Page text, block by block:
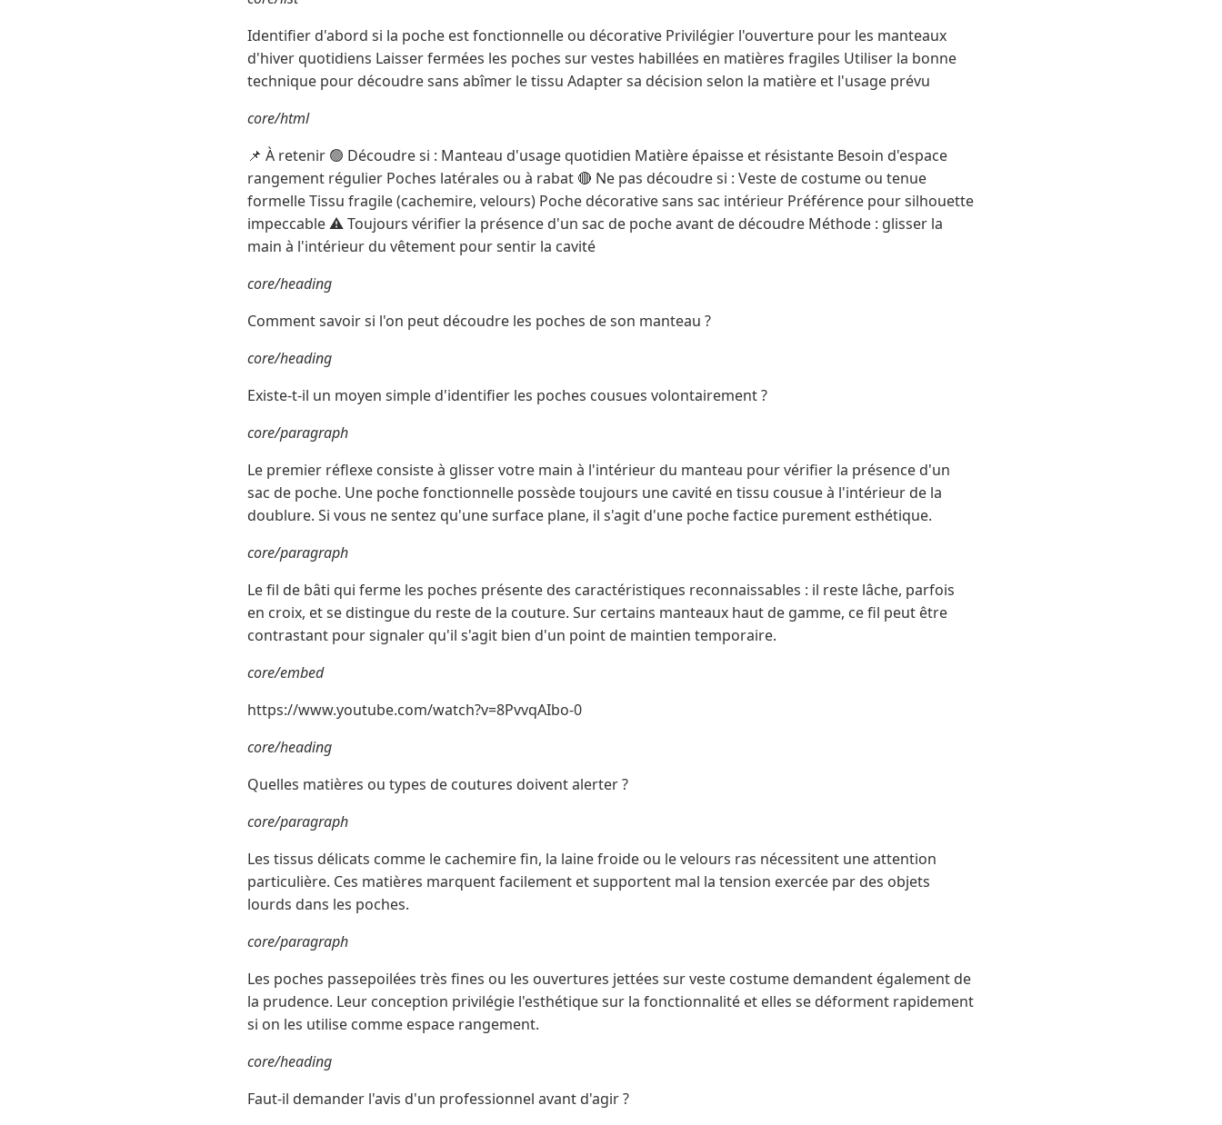
Identifier d'abord si la poche est fonctionnelle ou décorative Privilégier l'ouverture pour les manteaux
d'hiver quotidiens Laisser fermées les poches sur vestes habillées en matières fragiles Utiliser la bonne
technique pour découdre sans abîmer le tissu Adapter sa décision selon la matière et l'usage prévu
core/html
📌 À retenir 🟢 Découdre si : Manteau d'usage quotidien Matière épaisse et résistante Besoin d'espace
rangement régulier Poches latérales ou à rabat 🔴 Ne pas découdre si : Veste de costume ou tenue
formelle Tissu fragile (cachemire, velours) Poche décorative sans sac intérieur Préférence pour silhouette
impeccable ⚠️ Toujours vérifier la présence d'un sac de poche avant de découdre Méthode : glisser la
main à l'intérieur du vêtement pour sentir la cavité
core/heading
Comment savoir si l'on peut découdre les poches de son manteau ?
core/heading
Existe-t-il un moyen simple d'identifier les poches cousues volontairement ?
core/paragraph
Le premier réflexe consiste à glisser votre main à l'intérieur du manteau pour vérifier la présence d'un
sac de poche. Une poche fonctionnelle possède toujours une cavité en tissu cousue à l'intérieur de la
doublure. Si vous ne sentez qu'une surface plane, il s'agit d'une poche factice purement esthétique.
core/paragraph
Le fil de bâti qui ferme les poches présente des caractéristiques reconnaissables : il reste lâche, parfois
en croix, et se distingue du reste de la couture. Sur certains manteaux haut de gamme, ce fil peut être
contrastant pour signaler qu'il s'agit bien d'un point de maintien temporaire.
core/embed
https://www.youtube.com/watch?v=8PvvqAIbo-0
core/heading
Quelles matières ou types de coutures doivent alerter ?
core/paragraph
Les tissus délicats comme le cachemire fin, la laine froide ou le velours ras nécessitent une attention
particulière. Ces matières marquent facilement et supportent mal la tension exercée par des objets
lourds dans les poches.
core/paragraph
Les poches passepoilées très fines ou les ouvertures jettées sur veste costume demandent également de
la prudence. Leur conception privilégie l'esthétique sur la fonctionnalité et elles se déforment rapidement
si on les utilise comme espace rangement.
core/heading
Faut-il demander l'avis d'un professionnel avant d'agir ?